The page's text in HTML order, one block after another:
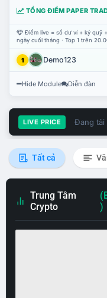
TỔNG ĐIỂM PAPER
Điểm live = số dư ví + ký quỹ
ngày cuối tháng · Top 1 trên
1 Demo123
Hide Module Diễn đàn
LIVE PRICE Đang tải
Tất cả
Trung Tâm
Crypto
)